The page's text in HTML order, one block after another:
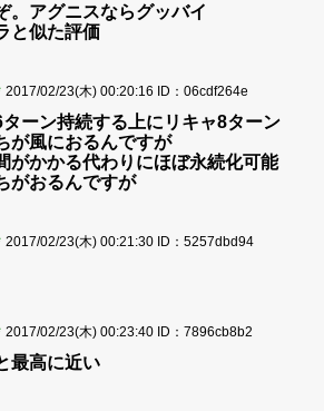
。アグニスならグッバイ
と似た評価
2017/02/23(木) 00:20:16 ID：06cdf264e
ーン持続する上にリキャ8ターン
が風におるんですが
がかかる代わりにほぼ永続化可能
がおるんですが
2017/02/23(木) 00:21:30 ID：5257dbd94
2017/02/23(木) 00:23:40 ID：7896cb8b2
最高に近い